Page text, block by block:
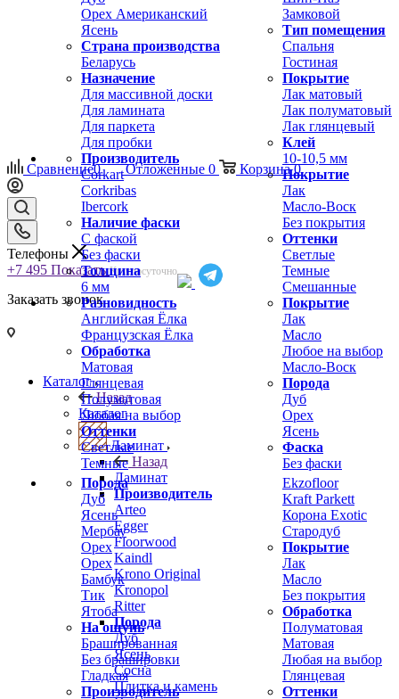
Орех Американский
Ясень
Страна производства
Беларусь
Замковой
Тип помещения
Спальня
Гостиная
Назначение
Для массивной доски
Для ламината
Для паркета
Для пробки
Покрытие
Лак матовый
Лак полуматовый
Лак глянцевый
Клей
Производитель
Corkart
Corkribas
Ibercork
Наличие фаски
С фаской
Без фаски
Толщина
6 мм
10-10,5 мм
Покрытие
Лак
Масло-Воск
Без покрытия
Оттенки
Светлые
Темные
Смешанные
Разновидность
Английская Ёлка
Французская Ёлка
Обработка
Матовая
Глянцевая
Полуматовая
Любая на выбор
Оттенки
Светлые
Темные
Покрытие
Лак
Масло
Любое на выбор
Масло-Воск
Порода
Дуб
Орех
Ясень
Фаска
Без фаски
Порода
Дуб
Ясень
Мербау
Орех
Орех
Бамбук
Тик
Ятоба
На ощупь
Брашированная
Без брашировки
Гладкая
Производитель
Ekzofloor
Kraft Parkett
Корона Exotic
Стародуб
Покрытие
Лак
Масло
Без покрытия
Обработка
Полуматовая
Матовая
Любая на выбор
Глянцевая
Оттенки
Сравнение0 Отложенные 0 Корзина 0
Телефоны
+7 495 Показать Круглосуточно
Заказать звонок
Каталог
Назад
Каталог
Ламинат
Назад
Ламинат
Производитель
Arteo
Egger
Floorwood
Kaindl
Krono Original
Kronopol
Ritter
Порода
Дуб
Ясень
Сосна
Плитка и камень